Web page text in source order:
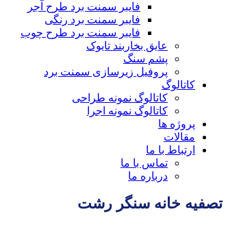
فایبر سمنت برد طرح آجر
فایبر سمنت برد رنگی
فایبر سمنت برد طرح چوب
عایق بخاربند تایوک
پشم سنگ
پروفیل زیرسازی سمنت برد
کاتالوگ
کاتالوگ نمونه طراحی
کاتالوگ نمونه اجرا
پروژه ها
مقالات
ارتباط با ما
تماس با ما
درباره ما
تصفیه خانه سنگر رشت